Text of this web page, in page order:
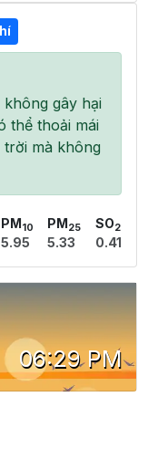
gây hại
thể thoải mái
mà không
PM 10
5.95
PM 25
5.33
SO2
0.41
06:29 PM